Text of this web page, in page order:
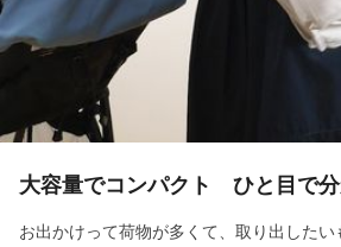
a
d
大容量でコンパクト ひと目で
お出かけって荷物が多くて、取り出したい